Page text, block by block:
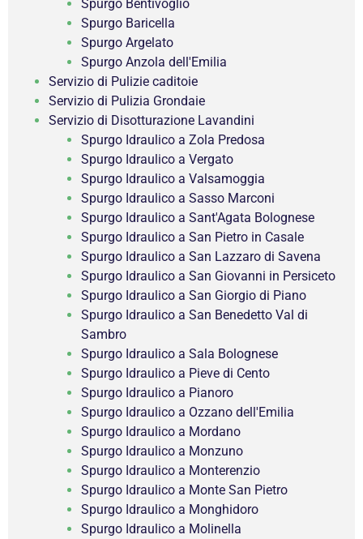
Spurgo Bentivoglio
Spurgo Baricella
Spurgo Argelato
Spurgo Anzola dell'Emilia
Servizio di Pulizie caditoie
Servizio di Pulizia Grondaie
Servizio di Disotturazione Lavandini
Spurgo Idraulico a Zola Predosa
Spurgo Idraulico a Vergato
Spurgo Idraulico a Valsamoggia
Spurgo Idraulico a Sasso Marconi
Spurgo Idraulico a Sant'Agata Bolognese
Spurgo Idraulico a San Pietro in Casale
Spurgo Idraulico a San Lazzaro di Savena
Spurgo Idraulico a San Giovanni in Persiceto
Spurgo Idraulico a San Giorgio di Piano
Spurgo Idraulico a San Benedetto Val di
Sambro
Spurgo Idraulico a Sala Bolognese
Spurgo Idraulico a Pieve di Cento
Spurgo Idraulico a Pianoro
Spurgo Idraulico a Ozzano dell'Emilia
Spurgo Idraulico a Mordano
Spurgo Idraulico a Monzuno
Spurgo Idraulico a Monterenzio
Spurgo Idraulico a Monte San Pietro
Spurgo Idraulico a Monghidoro
Spurgo Idraulico a Molinella